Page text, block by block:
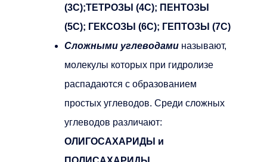
(3С);ТЕТРОЗЫ (4С); ПЕНТОЗЫ
(5С); ГЕКСОЗЫ (6С); ГЕПТОЗЫ (7С)
Сложными углеводами называют,
молекулы которых при гидролизе
распадаются с образованием
простых углеводов. Среди сложных
углеводов различают:
ОЛИГОСАХАРИДЫ и